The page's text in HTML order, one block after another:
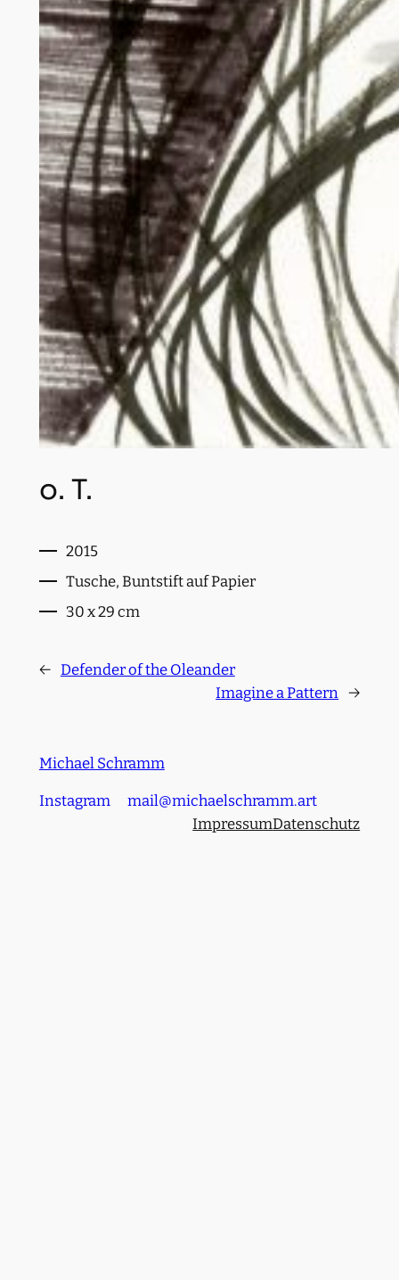
o. T.
2015
Tusche, Buntstift auf Papier
30 x 29 cm
← Defender of the Oleander
Imagine a Pattern
→
Michael Schramm
Instagram
mail@michaelschramm.art
ImpressumDatenschutz